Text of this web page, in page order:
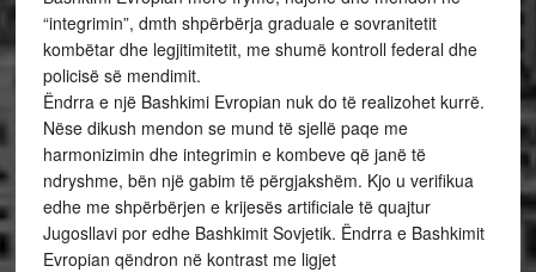
“integrimin”, dmth shpërbërja graduale e sovranitetit
kombëtar dhe legjitimitetit, me shumë kontroll federal dhe
policisë së mendimit.
Ëndrra e një Bashkimi Evropian nuk do të realizohet kurrë.
Nëse dikush mendon se mund të sjellë paqe me
harmonizimin dhe integrimin e kombeve që janë të
ndryshme, bën një gabim të përgjakshëm. Kjo u verifikua
edhe me shpërbërjen e krijesës artificiale të quajtur
Jugosllavi por edhe Bashkimit Sovjetik. Ëndrra e Bashkimit
Evropian qëndron në kontrast me ligjet